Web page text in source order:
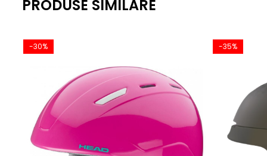
Recomandare: Se potriveste majoritatii tipurilor de cap
PRODUSE SIMILARE
-30% -35%